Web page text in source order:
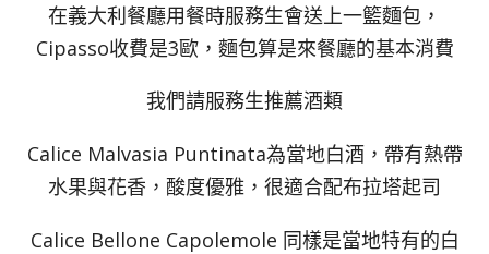
在義大利餐廳用餐時服務生會送上一籃麵包，
Cipasso收費是3歐，麵包算是來餐廳的基本消費
我們請服務生推薦酒類
Calice Malvasia Puntinata為當地白酒，帶有熱帶
水果與花香，酸度優雅，很適合配布拉塔起司
Calice Bellone Capolemole 同樣是當地特有的白